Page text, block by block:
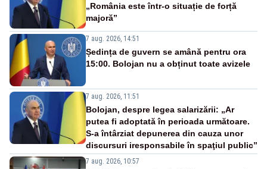
„România este într-o situație de forță
majoră”
7 aug. 2026, 14:51
Ședința de guvern se amână pentru ora
15:00. Bolojan nu a obținut toate avizele
7 aug. 2026, 11:51
Bolojan, despre legea salarizării: „Ar
putea fi adoptată în perioada următoare.
S-a întârziat depunerea din cauza unor
discursuri iresponsabile în spaţiul public”
7 aug. 2026, 10:57